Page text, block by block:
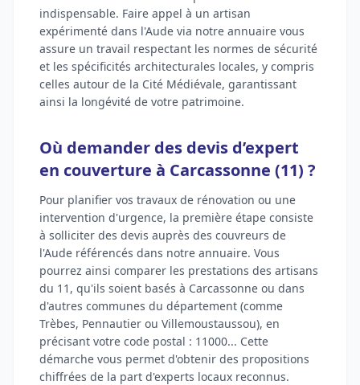
indispensable. Faire appel à un artisan
expérimenté dans l'Aude via notre annuaire vous
assure un travail respectant les normes de sécurité
et les spécificités architecturales locales, y compris
celles autour de la Cité Médiévale, garantissant
ainsi la longévité de votre patrimoine.
Où demander des devis d’expert
en couverture à Carcassonne (11) ?
Pour planifier vos travaux de rénovation ou une
intervention d'urgence, la première étape consiste
à solliciter des devis auprès des couvreurs de
l'Aude référencés dans notre annuaire. Vous
pourrez ainsi comparer les prestations des artisans
du 11, qu'ils soient basés à Carcassonne ou dans
d'autres communes du département (comme
Trèbes, Pennautier ou Villemoustaussou), en
précisant votre code postal : 11000... Cette
démarche vous permet d'obtenir des propositions
chiffrées de la part d'experts locaux reconnus.